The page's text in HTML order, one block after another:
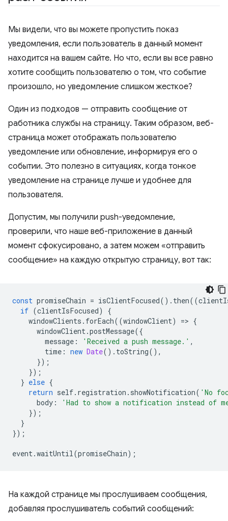
Мы видели, что вы можете пропустить показ
уведомления, если пользователь в данный момент
находится на вашем сайте. Но что, если вы все равно
хотите сообщить пользователю о том, что событие
произошло, но уведомление слишком жесткое?
Один из подходов — отправить сообщение от
работника службы на страницу. Таким образом, веб-
страница может отображать пользователю
уведомление или обновление, информируя его о
событии. Это полезно в ситуациях, когда тонкое
уведомление на странице лучше и удобнее для
пользователя.
Допустим, мы получили push-уведомление,
проверили, что наше веб-приложение в данный
момент сфокусировано, а затем можем «отправить
сообщение» на каждую открытую страницу, вот так:
const promiseChain = isClientFocused(). then((
if (clientIsFocused)
{
windowClients . forEach((windowClient) => {
windowClient.postMessage({
message : 'Received a push message.' ,
time : new Date(). toString(),
});
});
} else {
return self. registration . showNotification( 'No
body :
'Had to show a notification instead of
});
}
});
event.waitUntil(promiseChain);
На каждой странице мы прослушиваем сообщения,
добавляя прослушиватель событий сообщений: